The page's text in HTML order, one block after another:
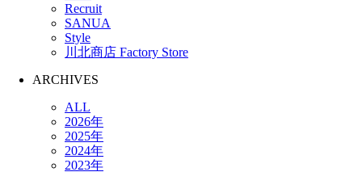
Recruit
SANUA
Style
川北商店 Factory Store
ARCHIVES
ALL
2026年
2025年
2024年
2023年